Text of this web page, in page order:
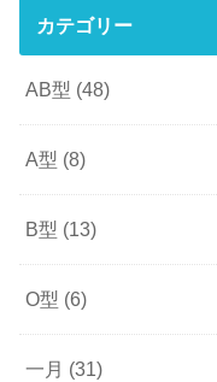
カテゴリー
AB型 (48)
A型 (8)
B型 (13)
O型 (6)
一月 (31)